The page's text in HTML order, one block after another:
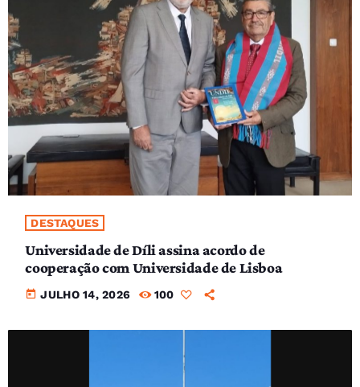
DESTAQUES
Universidade de Díli assina acordo de
cooperação com Universidade de Lisboa
today JULHO 14, 2026 100